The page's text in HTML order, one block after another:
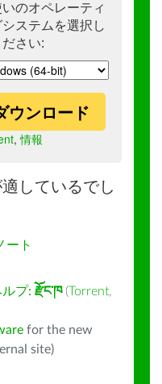
いのオペレーティ
システムを選択し
さい:
ウンロード
,情報
しているでし
ート
プ: རྫོང་ཁ (Torrent,
for the new
site)